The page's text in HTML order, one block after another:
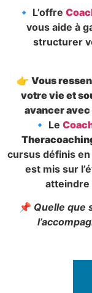
🔹 L’offre
vous aide à
structurer
👉 Vous
votre vie et
avancer avec
🔹 Le
cursus définis en
est mis sur
atteindre
📌 Quelle que